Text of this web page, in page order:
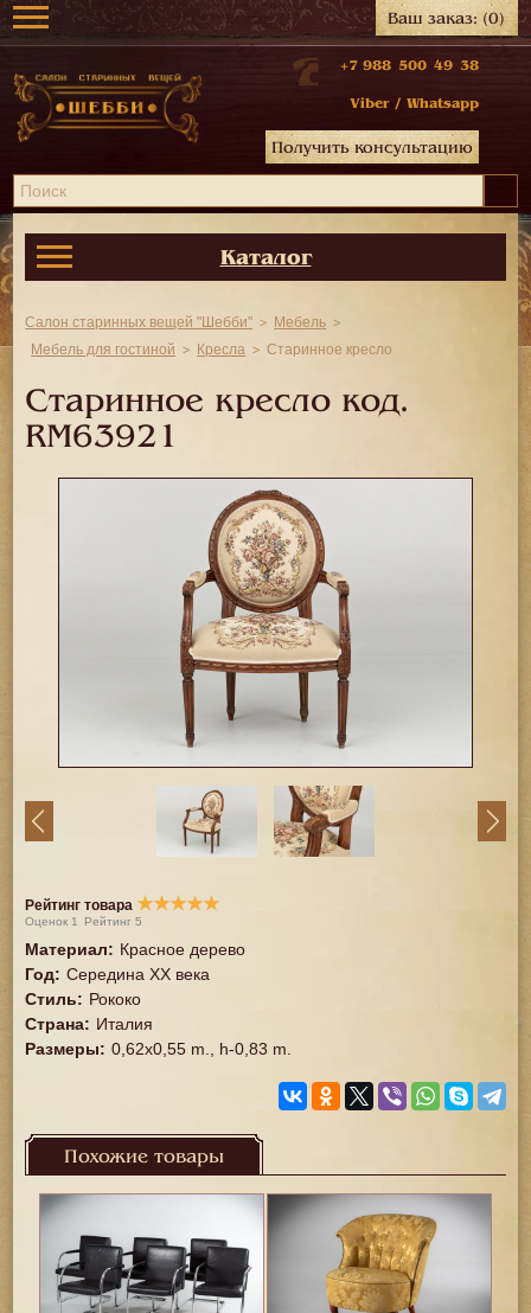
Ваш заказ:(0)
+7 988 500 49 38
Viber / Whatsapp
Получить консультацию
Каталог
Салон старинных вещей "Шебби"
Мебель
Мебель для гостиной
Кресла Старинное кресло
Старинное кресло код.
RM63921
Рейтинг товара ★★★★★
Оценок 1 Рейтинг5
Материал: Красное дерево
Год: Середина XX векa
Стиль: Рококо
Страна: Италия
Размеры: 0,62x0,55 m., h-0,83 m.
Похожие товары